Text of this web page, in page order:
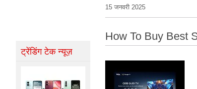
15 जनवरी 2025
How To Buy Best
ट्रेंडिंग टेक न्यूज़